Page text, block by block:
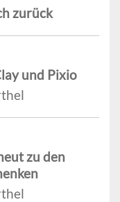
zurück
und Pixio
zu den